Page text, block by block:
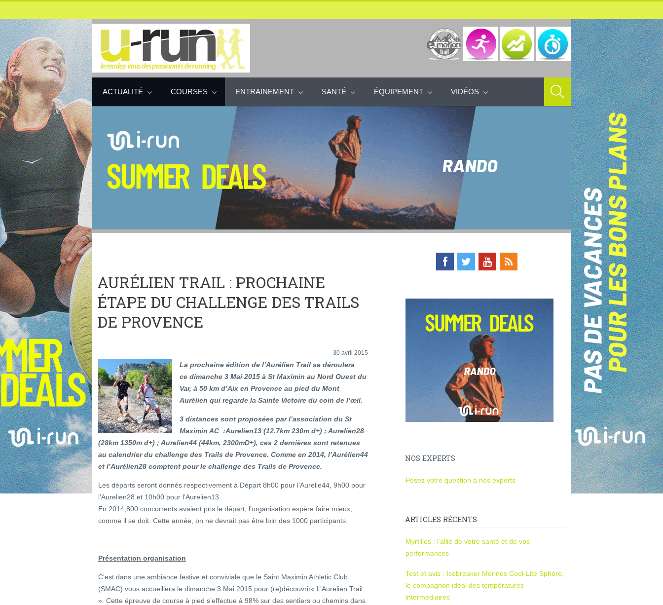
ACTUALITÉ COURSES ENTRAINEMENT SANTÉ ÉQUIPEMENT VIDÉOS
AURÉLIEN TRAIL : PROCHAINE
ÉTAPE DU CHALLENGE DES TRAILS
DE PROVENCE
30 avril 2015
La prochaine édition de l’Aurélien Trail se déroulera
ce dimanche 3 Mai 2015 à St Maximin au Nord Ouest du
Var, à 50 km d’Aix en Provence au pied du Mont
Aurélien qui regarde la Sainte Victoire du coin de l’œil.
3 distances sont proposées par l’association du St
Maximin AC :Aurelien13 (12.7km 230m d+) ; Aurelien28
(28km 1350m d+) ; Aurelien44 (44km, 2300mD+), ces 2 dernières sont retenues
au calendrier du challenge des Trails de Provence. Comme en 2014, l’Aurélien44
et l’Aurélien28 comptent pour le challenge des Trails de Provence.
Les départs seront donnés respectivement à Départ 8h00 pour l’Aurelie44, 9h00 pour
l’Aurelien28 et 10h00 pour l’Aurelien13
En 2014,800 concurrents avaient pris le départ, l’organisation espère faire mieux,
comme il se doit. Cette année, on ne devrait pas être loin des 1000 participants.
Présentation organisation
C’est dans une ambiance festive et conviviale que le Saint Maximin Athletic Club
(SMAC) vous accueillera le dimanche 3 Mai 2015 pour (re)découvrir« L’Aurelien Trail
». Cette épreuve de course à pied s’effectue à 98% sur des sentiers ou chemins dans
NOS EXPERTS
Posez votre question à nos experts
ARTICLES RÉCENTS
Myrtilles : l’allié de votre santé et de vos
performances
Test et avis : Icebreaker Merinos Cool-Lite Sphère,
le compagnon idéal des températures
intermédiaires